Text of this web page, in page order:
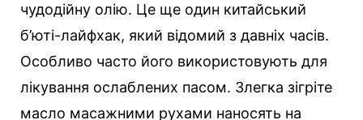
чудодійну олію. Це ще один китайський
б’юті-лайфхак, який відомий з давніх часів.
Особливо часто його використовують для
лікування ослаблених пасом. Злегка зігріте
масло масажними рухами наносять на